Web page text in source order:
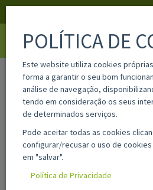
home pesquisa
Filtros
PESQUISAR
PRODUTOS
POLÍTICA DE
Este website utiliza cookies
forma a garantir o seu bom
análise de navegação,
tendo em consideração os seus
de determinados serviços.
Pode aceitar todas as cookies
configurar/recusar o uso de
em "salvar".
Política de Privacidade